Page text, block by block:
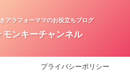
アラフォーママのお役立ちブログ
ンキーチャンネル
プライバシーポリシー